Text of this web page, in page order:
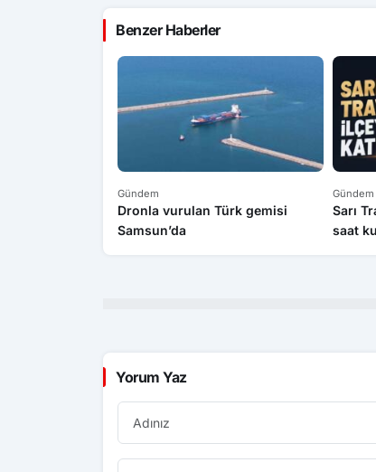
Benzer Haberler
Gündem
Dronla vurulan Türk gemisi
Samsun’da
Gündem
Sarı
saat
Yorum Yaz